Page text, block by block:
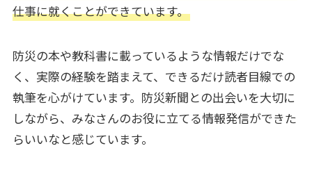
仕事に就くことができています。
防災の本や教科書に載っているような情報だけでな
く、実際の経験を踏まえて、できるだけ読者目線での
執筆を心がけています。防災新聞との出会いを大切に
しながら、みなさんのお役に立てる情報発信ができた
らいいなと感じています。